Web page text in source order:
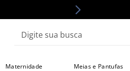
Maternidade Meias e Pantufas